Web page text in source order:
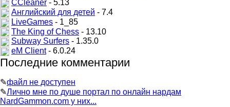
CCleaner - 5.13
Английский для детей - 7.4
LiveGames - 1_85
The King of Chess - 13.10
Subway Surfers - 1.35.0
eM Client- 6.0.24
Последние комментарии
✎файл не доступен
✎Лично мне по душе портал по онлайн нардам
NardGammon.com у них...